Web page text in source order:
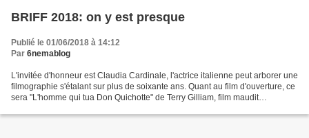
BRIFF 2018: on y est presque
Publié le 01/06/2018 à 14:12
Par 6nemablog
L'invitée d'honneur est Claudia Cardinale, l'actrice italienne peut arborer une
filmographie s'étalant sur plus de soixante ans. Quant au film d'ouverture, ce
sera "L'homme qui tua Don Quichotte" de Terry Gilliam, film maudit